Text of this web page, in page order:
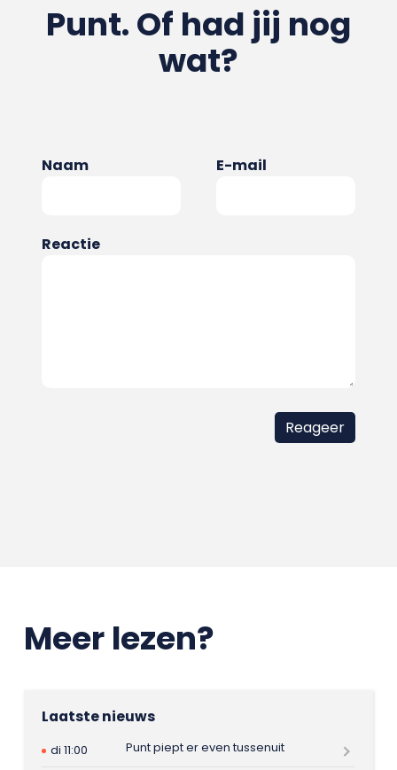
Punt. Of had jij nog
wat?
Naam E-mail
Reactie
Meer lezen?
Laatste nieuws
di 11:00
Punt piept er even tussenuit